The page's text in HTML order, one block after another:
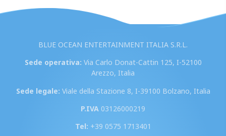
BLUE OCEAN ENTERTAINMENT ITALIA S.R.L.
Sede operativa: Via Carlo Donat-Cattin 125, I-52100
Arezzo, Italia
Sede legale: Viale della Stazione 8, I-39100 Bolzano, Italia
P.IVA 03126000219
Tel: +39 0575 1713401